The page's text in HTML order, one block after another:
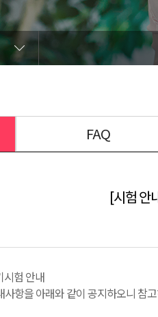
FAQ
[시험 안
시험 안내
항을 아래와 같이 공지하오니 참